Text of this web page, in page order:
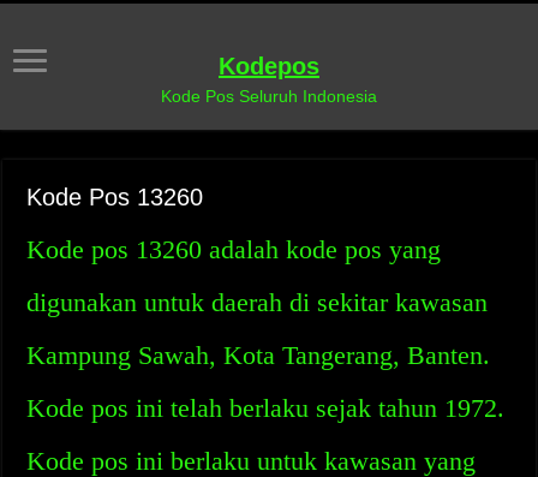
Kodepos
Kode Pos Seluruh Indonesia
Kode Pos 13260
Kode pos 13260 adalah kode pos yang
digunakan untuk daerah di sekitar kawasan
Kampung Sawah, Kota Tangerang, Banten.
Kode pos ini telah berlaku sejak tahun 1972.
Kode pos ini berlaku untuk kawasan yang